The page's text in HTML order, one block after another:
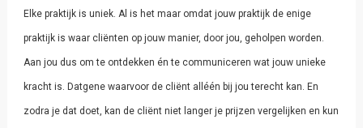
Elke praktijk is uniek. Al is het maar omdat jouw praktijk de enige
praktijk is waar cliënten op jouw manier, door jou, geholpen worden.
Aan jou dus om te ontdekken én te communiceren wat jouw unieke
kracht is. Datgene waarvoor de cliënt alléén bij jou terecht kan. En
zodra je dat doet, kan de cliënt niet langer je prijzen vergelijken en kun